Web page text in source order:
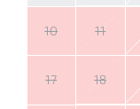
10 11
17 18